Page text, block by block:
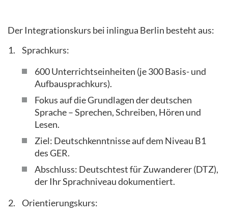
Der Integrationskurs bei inlingua Berlin besteht aus:
Sprachkurs:
600 Unterrichtseinheiten (je 300 Basis- und
Aufbausprachkurs).
Fokus auf die Grundlagen der deutschen
Sprache – Sprechen, Schreiben, Hören und
Lesen.
Ziel: Deutschkenntnisse auf dem Niveau B1
des GER.
Abschluss: Deutschtest für Zuwanderer (DTZ),
der Ihr Sprachniveau dokumentiert.
Orientierungskurs: